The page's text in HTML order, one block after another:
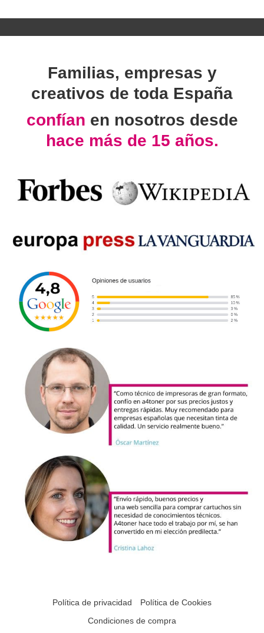
Familias, empresas y
creativos de toda España
confían en nosotros desde
hace más de 15 años.
Política de privacidad
Política de Cookies
Condiciones de compra